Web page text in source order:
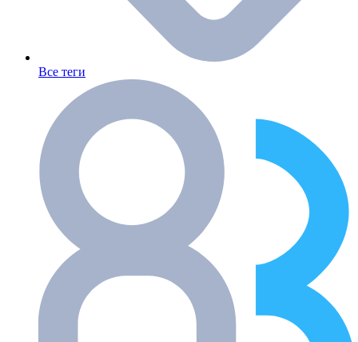
Все теги